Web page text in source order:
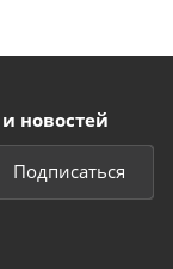
новостей
Подписаться